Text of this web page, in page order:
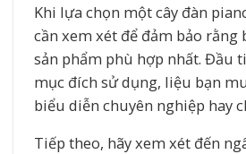
Khi lựa chọn một cây đàn
cần xem xét để đảm bảo rằng
sản phẩm phù hợp nhất. Đầu
mục đích sử dụng, liệu bạn
biểu diễn chuyên nghiệp hay
Tiếp theo, hãy xem xét đến